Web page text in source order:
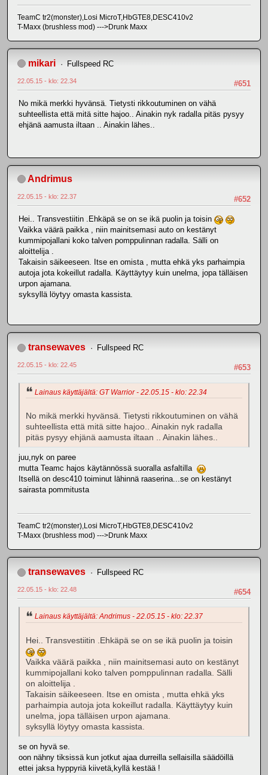
TeamC tr2(monster),Losi MicroT,HbGTE8,DESC410v2
T-Maxx (brushless mod) --->Drunk Maxx
mikari Fullspeed RC
#651
22.05.15 - klo: 22.34
No mikä merkki hyvänsä. Tietysti rikkoutuminen on vähä
suhteellista että mitä sitte hajoo.. Ainakin nyk radalla pitäs pysyy
ehjänä aamusta iltaan .. Ainakin lähes..
Andrimus
#652
22.05.15 - klo: 22.37
Hei.. Transvestiitin .Ehkäpä se on se ikä puolin ja toisin
Vaikka väärä paikka , niin mainitsemasi auto on kestänyt
kummipojallani koko talven pomppulinnan radalla. Sälli on
aloittelija .
Takaisin säikeeseen. Itse en omista , mutta ehkä yks parhaimpia
autoja jota kokeillut radalla. Käyttäytyy kuin unelma, jopa tälläisen
urpon ajamana.
syksyllä löytyy omasta kassista.
transewaves Fullspeed RC
#653
22.05.15 - klo: 22.45
Lainaus käyttäjältä: GT Warrior - 22.05.15 - klo: 22.34
No mikä merkki hyvänsä. Tietysti rikkoutuminen on vähä
suhteellista että mitä sitte hajoo.. Ainakin nyk radalla
pitäs pysyy ehjänä aamusta iltaan .. Ainakin lähes..
juu,nyk on paree
mutta Teamc hajos käytännössä suoralla asfaltilla
Itsellä on desc410 toiminut lähinnä raaserina...se on kestänyt
sairasta pommitusta
TeamC tr2(monster),Losi MicroT,HbGTE8,DESC410v2
T-Maxx (brushless mod) --->Drunk Maxx
transewaves Fullspeed RC
#654
22.05.15 - klo: 22.48
Lainaus käyttäjältä: Andrimus - 22.05.15 - klo: 22.37
Hei.. Transvestiitin .Ehkäpä se on se ikä puolin ja toisin
Vaikka väärä paikka , niin mainitsemasi auto on kestänyt
kummipojallani koko talven pomppulinnan radalla. Sälli
on aloittelija .
Takaisin säikeeseen. Itse en omista , mutta ehkä yks
parhaimpia autoja jota kokeillut radalla. Käyttäytyy kuin
unelma, jopa tälläisen urpon ajamana.
syksyllä löytyy omasta kassista.
se on hyvä se.
oon nähny tiksissä kun jotkut ajaa durreilla sellaisilla säädöillä
ettei jaksa hyppyriä kiivetä,kyllä kestää !